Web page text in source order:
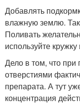
Добавлять
влажную землю.
Поливать
используйте
Дело в том, что при
отверстиями
препарата. А тут
концентрация